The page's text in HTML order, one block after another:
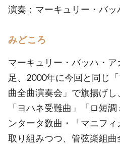
演奏：マーキュリー・バッ
みどころ
マーキュリー・バッハ・
足、2000年に今回と同じ
曲全曲演奏会」で旗揚げし
「ヨハネ受難曲」「ロ短
ンタータ数曲・「マニフ
取り組みつつ、管弦楽組